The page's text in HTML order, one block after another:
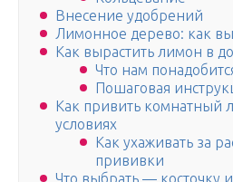
Внесение удобрений
Лимонное дерево: как
Как вырастить лимон в
Что нам
Пошаговая
Как привить комнатный
условиях
Как ухаживать за
прививки
Что выбрать — косточку